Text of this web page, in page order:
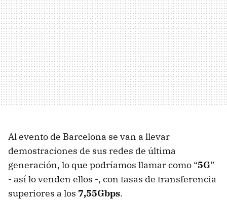
Al evento de Barcelona se van a llevar
demostraciones de sus redes de última
generación, lo que podríamos llamar como “5G”
- así lo venden ellos -, con tasas de transferencia
superiores a los 7,55Gbps.